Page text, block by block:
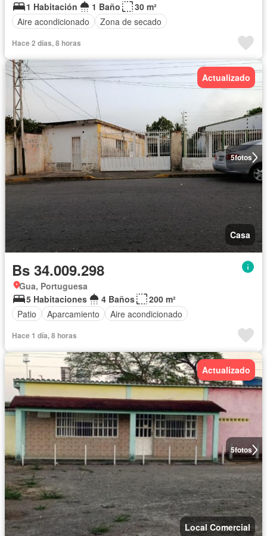
1 Habitación
1 Baño
30 m²
Aire acondicionado
Zona de secado
Hace 2 días, 8 horas
5fotos
Actualizado
Casa
Bs 34.009.298
Gua, Portuguesa
5 Habitaciones
4 Baños
200 m²
Patio
Aparcamiento Aire acondicionado
Hace 1 día, 8 horas
5fotos
Actualizado
Local Comercial